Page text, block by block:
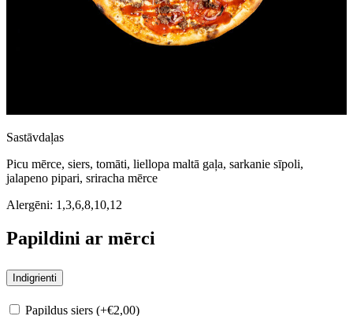
Sastāvdaļas
Picu mērce, siers, tomāti, liellopa maltā gaļa, sarkanie sīpoli,
jalapeno pipari, sriracha mērce
Alergēni: 1,3,6,8,10,12
Papildini ar mērci
Indigrienti
Papildus siers (+€2,00)